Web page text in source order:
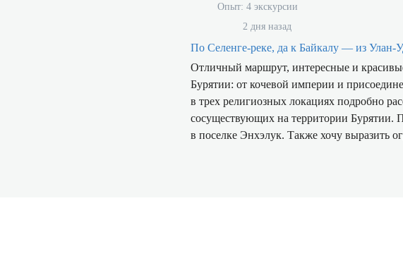
Опыт: 4 экскурсии
2 дня назад
По Селенге-реке, да к Байкалу — из Улан-
Отличный маршрут, интересные и
Бурятии: от кочевой империи и
в трех религиозных локациях подробно
сосуществующих на территории Бурятии.
в поселке Энхэлук. Также хочу выразить